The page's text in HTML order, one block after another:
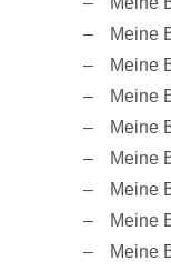
Meine
Meine
Meine
Meine
Meine
Meine
Meine
Meine